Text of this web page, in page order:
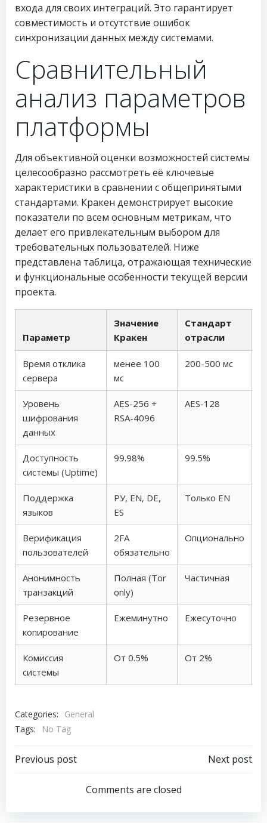
входа для своих интеграций. Это гарантирует
совместимость и отсутствие ошибок
синхронизации данных между системами.
Сравнительный
анализ параметров
платформы
Для объективной оценки возможностей системы
целесообразно рассмотреть её ключевые
характеристики в сравнении с общепринятыми
стандартами. Кракен демонстрирует высокие
показатели по всем основным метрикам, что
делает его привлекательным выбором для
требовательных пользователей. Ниже
представлена таблица, отражающая технические
и функциональные особенности текущей версии
проекта.
Параметр
Значение
Кракен
Стандарт
отрасли
Время отклика
сервера
менее 100
мс
200-500 мс
Уровень
шифрования
данных
AES-256 +
RSA-4096
AES-128
Доступность
системы (Uptime)
99.98% 99.5%
Поддержка
языков
РУ, EN, DE,
ES
Только EN
Верификация
пользователей
2FA
обязательно
Опционально
Анонимность
транзакций
Полная (Tor
only)
Частичная
Резервное
копирование
Ежеминутно Ежесуточно
Комиссия
системы
От 0.5% От 2%
Categories:
General
Tags:
No Tag
Post
navigation
Previous post
navigation
Next post
Comments are closed